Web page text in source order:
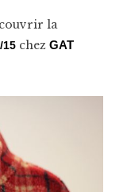
la
15 chez GAT